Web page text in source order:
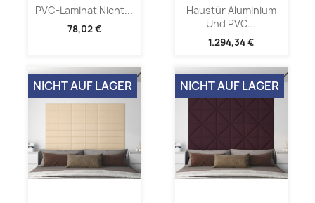
PVC-Laminat Nicht...
78,02 €
Haustür Aluminium
Und PVC...
1.294,34 €
NICHT AUF LAGER NICHT AUF LAGER